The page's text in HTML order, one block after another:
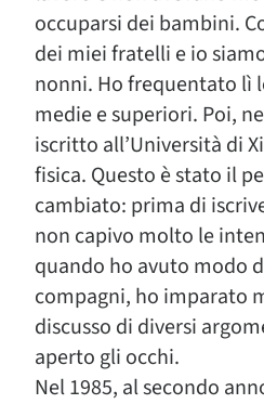
occuparsi dei bambini.
dei miei fratelli e io
nonni. Ho frequentato lì
medie e superiori. Poi,
iscritto all’Università di
fisica. Questo è stato il
cambiato: prima di
non capivo molto le
quando ho avuto modo
compagni, ho imparato
discusso di diversi
aperto gli occhi.
Nel 1985, al secondo